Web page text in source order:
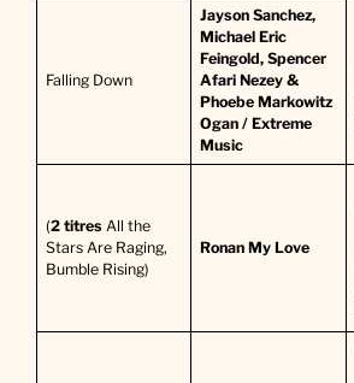
Falling Down
Jayson Sanchez,
Michael Eric
Feingold, Spencer
Afari Nezey &
Phoebe Markowitz
Ogan / Extreme
Music
(2 titresAll the
Stars Are Raging,
Bumble Rising)
Ronan My Love